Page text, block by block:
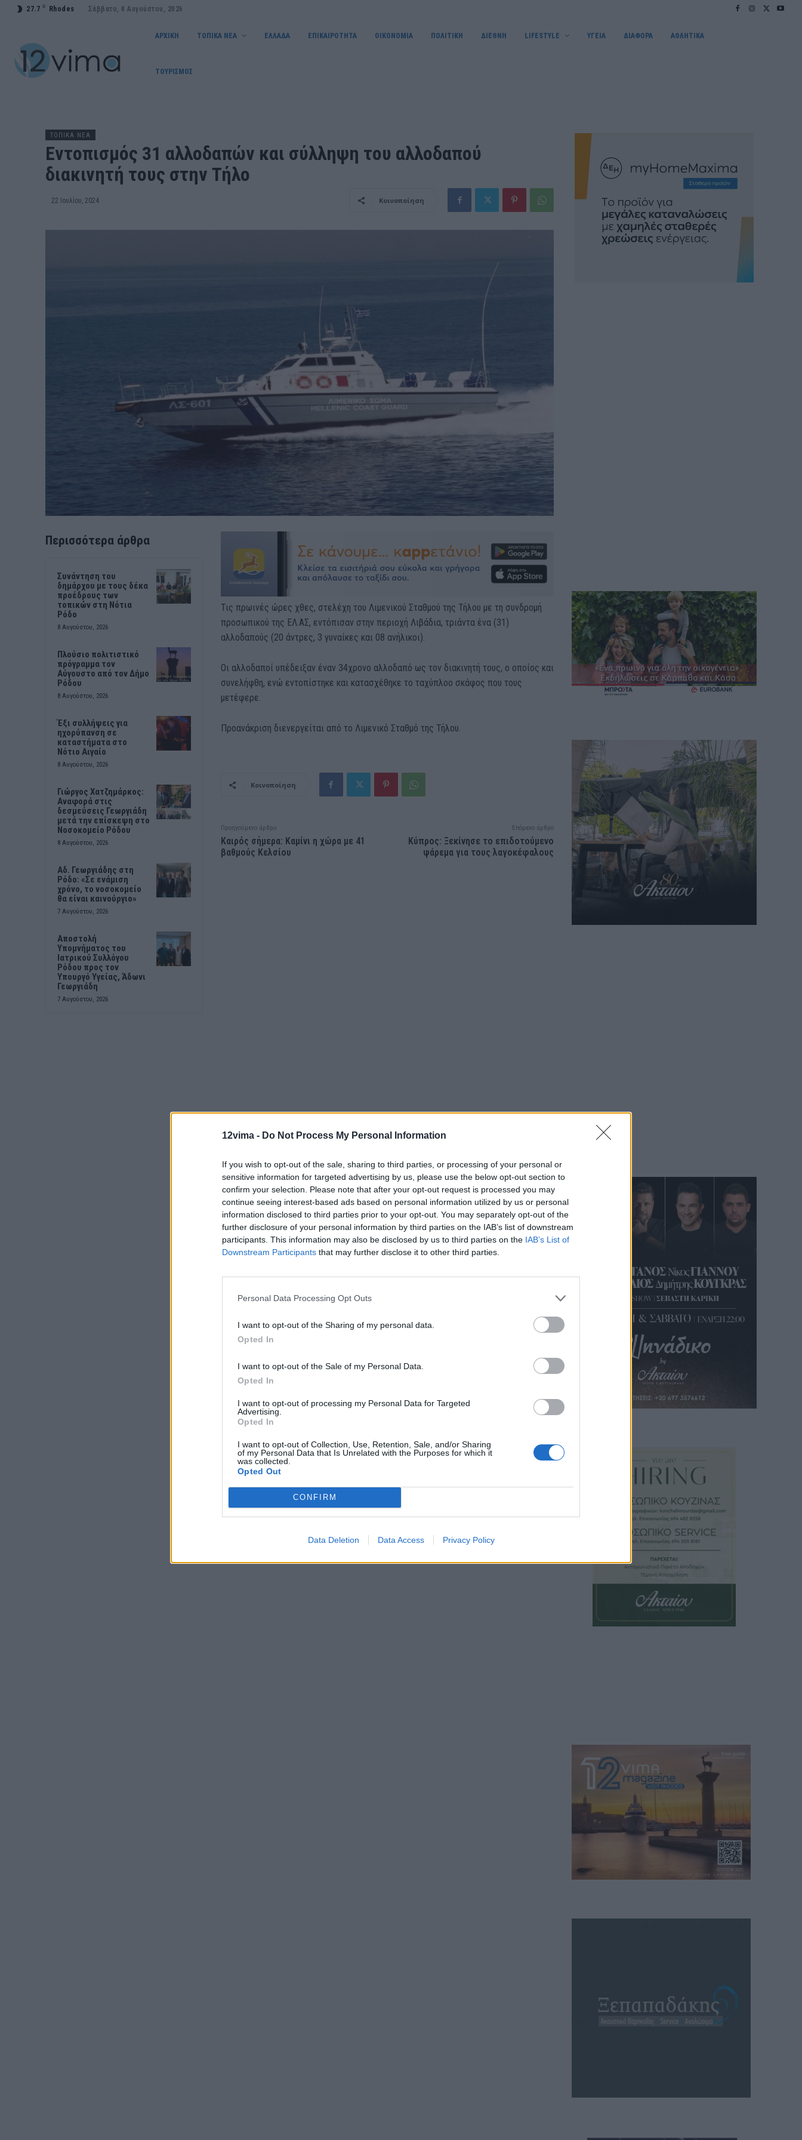
12vima - Do Not Process My Personal Information
If you wish to opt-out of the sale, sharing to third parties, or processing of your personal or
sensitive information for targeted advertising by us, please use the below opt-out section to
confirm your selection. Please note that after your opt-out request is processed you may
continue seeing interest-based ads based on personal information utilized by us or personal
information disclosed to third parties prior to your opt-out. You may separately opt-out of the
further disclosure of your personal information by third parties on the IAB’s list of downstream
participants. This information may also be disclosed by us to third parties on the IAB’s List of
Downstream Participants that may further disclose it to other third parties.
Personal Data Processing Opt Outs
I want to opt-out of the Sharing of my personal data.
Opted In
I want to opt-out of the Sale of my Personal Data.
Opted In
I want to opt-out of processing my Personal Data for Targeted
Advertising.
Opted In
I want to opt-out of Collection, Use, Retention, Sale, and/or Sharing
of my Personal Data that Is Unrelated with the Purposes for which it
was collected.
Opted Out
CONFIRM
Data Deletion Data Access Privacy Policy
27.7 C Rhodes Σάββατο, 8 Αυγούστου, 2026
ΑΡΧΙΚΗ ΤΟΠΙΚΑ ΝΕΑ ΕΛΛΑΔΑ ΕΠΙΚΑΙΡΟΤΗΤΑ OIKONOMIA ΠΟΛΙΤΙΚΗ ΔΙΕΘΝΗ LIFESTYLE ΥΓΕΙΑ ΔΙΑΦΟΡΑ ΑΘΛΗΤΙΚΑ
ΤΟΥΡΙΣΜΟΣ
ΤΟΠΙΚΑ ΝΕΑ
Εντοπισμός 31 αλλοδαπών και σύλληψη του αλλοδαπού
διακινητή τους στην Τήλο
22 Ιουλίου, 2024 Κοινοποίηση
Περισσότερα άρθρα
Συνάντηση του
δημάρχου με τους δέκα
προέδρους των
τοπικών στη Νότια
Ρόδο
8 Αυγούστου, 2026
Πλούσιο πολιτιστικό
πρόγραμμα τον
Αύγουστο από τον Δήμο
Ρόδου
8 Αυγούστου, 2026
Έξι συλλήψεις για
ηχορύπανση σε
καταστήματα στο
Νότιο Αιγαίο
8 Αυγούστου, 2026
Γιώργος Χατζημάρκος:
Αναφορά στις
δεσμεύσεις Γεωργιάδη
μετά την επίσκεψη στο
Νοσοκομείο Ρόδου
8 Αυγούστου, 2026
Αδ. Γεωργιάδης στη
Ρόδο: «Σε ενάμιση
χρόνο, το νοσοκομείο
θα είναι καινούργιο»
7 Αυγούστου, 2026
Αποστολή
Υπομνήματος του
Ιατρικού Συλλόγου
Ρόδου προς τον
Υπουργό Υγείας, Άδωνι
Γεωργιάδη
7 Αυγούστου, 2026
Τις πρωινές ώρες χθες, στελέχη του Λιμενικού Σταθμού της Τήλου με τη συνδρομή
προσωπικού της ΕΛ.ΑΣ, εντόπισαν στην περιοχή Λιβάδια, τριάντα ένα (31)
αλλοδαπούς (20 άντρες, 3 γυναίκες και 08 ανήλικοι).
Οι αλλοδαποί υπέδειξαν έναν 34χρονο αλλοδαπό ως τον διακινητή τους, ο οποίος και
συνελήφθη, ενώ εντοπίστηκε και κατασχέθηκε το ταχύπλοο σκάφος που τους
μετέφερε.
Προανάκριση διενεργείται από το Λιμενικό Σταθμό της Τήλου.
Κοινοποίηση
Προηγούμενο άρθρο
Καιρός σήμερα: Καμίνι η χώρα με 41
βαθμούς Κελσίου
Επόμενο άρθρο
Κύπρος: Ξεκίνησε το επιδοτούμενο
ψάρεμα για τους λαγοκέφαλους